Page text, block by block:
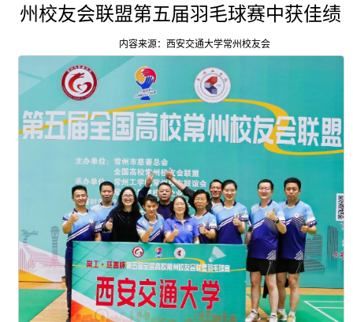
州校友会联盟第五届羽毛球赛中获佳绩
内容来源：西安交通大学常州校友会